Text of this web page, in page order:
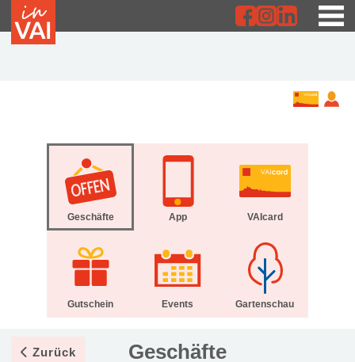
Geschäfte App VAIcard
Gutschein Events Gartenschau
Zurück Geschäfte